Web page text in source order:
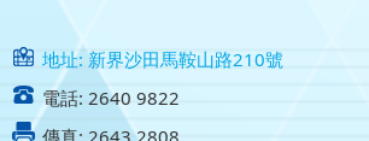
地址: 新界沙田馬鞍山路210號
電話: 2640 9822
傳真: 2643 2808